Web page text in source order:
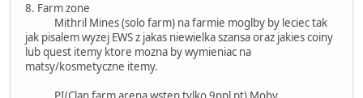
8. Farm zone
Mithril Mines (solo farm) na farmie moglby by leciec tak
jak pisalem wyzej EWS z jakas niewielka szansa oraz jakies coiny
lub quest itemy ktore mozna by wymieniac na
matsy/kosmetyczne itemy.